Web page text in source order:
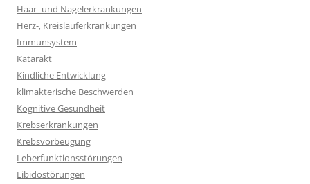
Haar- und Nagelerkrankungen
Herz-, Kreislauferkrankungen
Immunsystem
Katarakt
Kindliche Entwicklung
klimakterische Beschwerden
Kognitive Gesundheit
Krebserkrankungen
Krebsvorbeugung
Leberfunktionsstörungen
Libidostörungen